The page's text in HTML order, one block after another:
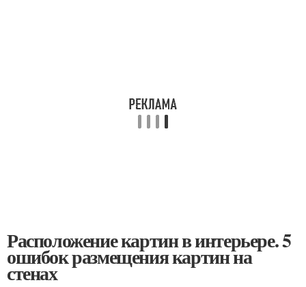
Расположение картин в интерьере. 5
ошибок размещения картин на
стенах